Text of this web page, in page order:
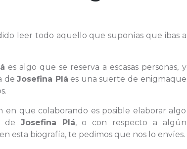
leer todo aquello que suponías que ibas a
es algo que se reserva a escasas personas, y
deJosefina Plá es una suerte de enigmaque
en que colaborando es posible elaborar algo
de Josefina Plá, o con respecto a algún
esta biografía, te pedimos que nos lo envíes.